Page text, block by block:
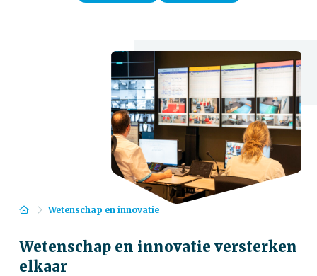
HomeWetenschap en innovatie
Wetenschap en innovatie versterken
elkaar